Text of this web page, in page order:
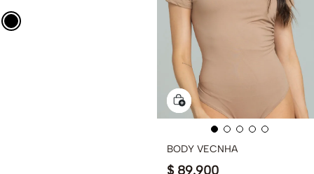
BODY VECNHA
$ 89.900